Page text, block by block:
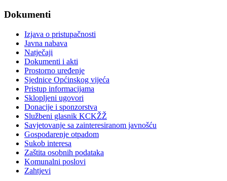
Dokumenti
Izjava o pristupačnosti
Javna nabava
Natječaji
Dokumenti i akti
Prostorno uređenje
Sjednice Općinskog vijeća
Pristup informacijama
Sklopljeni ugovori
Donacije i sponzorstva
Službeni glasnik KCKŽŽ
Savjetovanje sa zainteresiranom javnošću
Gospodarenje otpadom
Sukob interesa
Zaštita osobnih podataka
Komunalni poslovi
Zahtjevi